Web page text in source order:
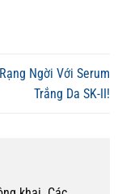
Ngời Với Serum
Trắng Da SK-II!